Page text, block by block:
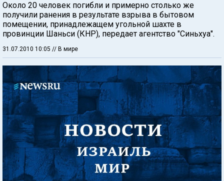
Около 20 человек погибли и примерно столько же
получили ранения в результате взрыва в бытовом
помещении, принадлежащем угольной шахте в
провинции Шаньси (КНР), передает агентство "Синьхуа".
31.07.2010 10:05 // В мире